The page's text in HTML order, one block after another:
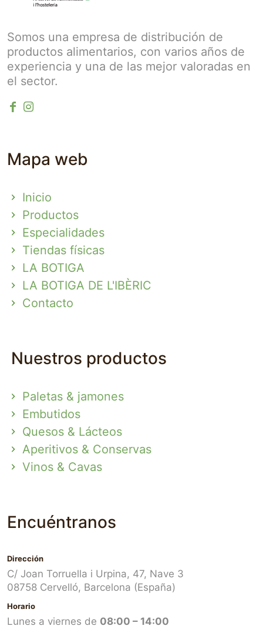
Somos una empresa de distribución de
productos alimentarios, con varios años de
experiencia y una de las mejor valoradas en
el sector.
Mapa web
Inicio
Productos
Especialidades
Tiendas físicas
LA BOTIGA
LA BOTIGA DE L'IBÈRIC
Contacto
Nuestros productos
Paletas & jamones
Embutidos
Quesos & Lácteos
Aperitivos & Conservas
Vinos & Cavas
Encuéntranos
Dirección
C/ Joan Torruella i Urpina, 47, Nave 3
08758 Cervelló, Barcelona (España)
Horario
Lunes a viernes de 08:00 – 14:00